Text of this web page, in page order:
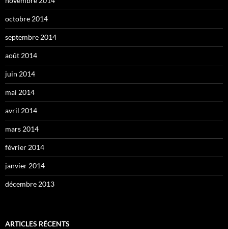
octobre 2014
septembre 2014
août 2014
juin 2014
mai 2014
avril 2014
mars 2014
février 2014
janvier 2014
décembre 2013
ARTICLES RÉCENTS